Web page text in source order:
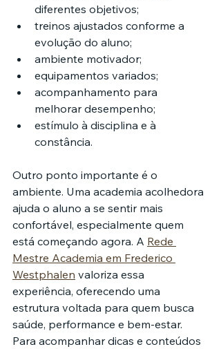
diferentes objetivos;
treinos ajustados conforme a
evolução do aluno;
ambiente motivador;
equipamentos variados;
acompanhamento para
melhorar desempenho;
estímulo à disciplina e à
constância.
Outro ponto importante é o
ambiente. Uma academia acolhedora
ajuda o aluno a se sentir mais
confortável, especialmente quem
está começando agora. A Rede
Mestre Academia em Frederico
Westphalen valoriza essa
experiência, oferecendo uma
estrutura voltada para quem busca
saúde, performance e bem-estar.
Para acompanhar dicas e conteúdos